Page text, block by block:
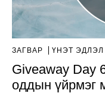
ЗАГВАР ҮНЭТ ЭДЛЭЛ
Giveaway Day
оддын үйрмэг